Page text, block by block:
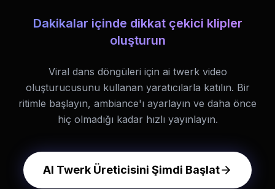
Dakikalar içinde dikkat çekici klipler
oluşturun
Viral dans döngüleri için ai twerk video
oluşturucusunu kullanan yaratıcılarla katılın. Bir
ritimle başlayın, ambiance'ı ayarlayın ve daha önce
hiç olmadığı kadar hızlı yayınlayın.
AI Twerk Üreticisini Şimdi Başlat